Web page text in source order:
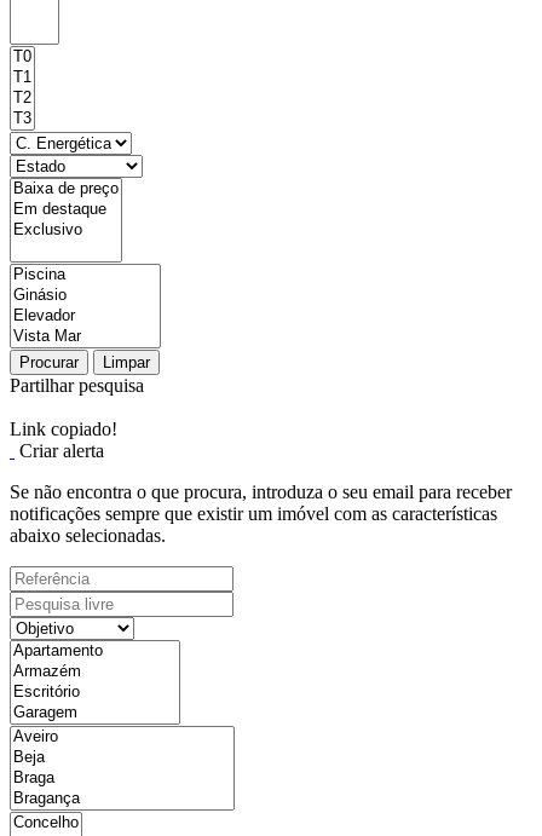
Procurar Limpar
Partilhar pesquisa
Link copiado!
Criar alerta
Se não encontra o que procura, introduza o seu email para receber
notificações sempre que existir um imóvel com as características
abaixo selecionadas.